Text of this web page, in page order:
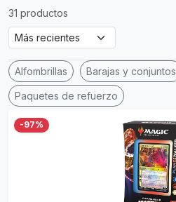
31 productos
Alfombrillas Barajas y conjuntos
Paquetes de refuerzo
-97%